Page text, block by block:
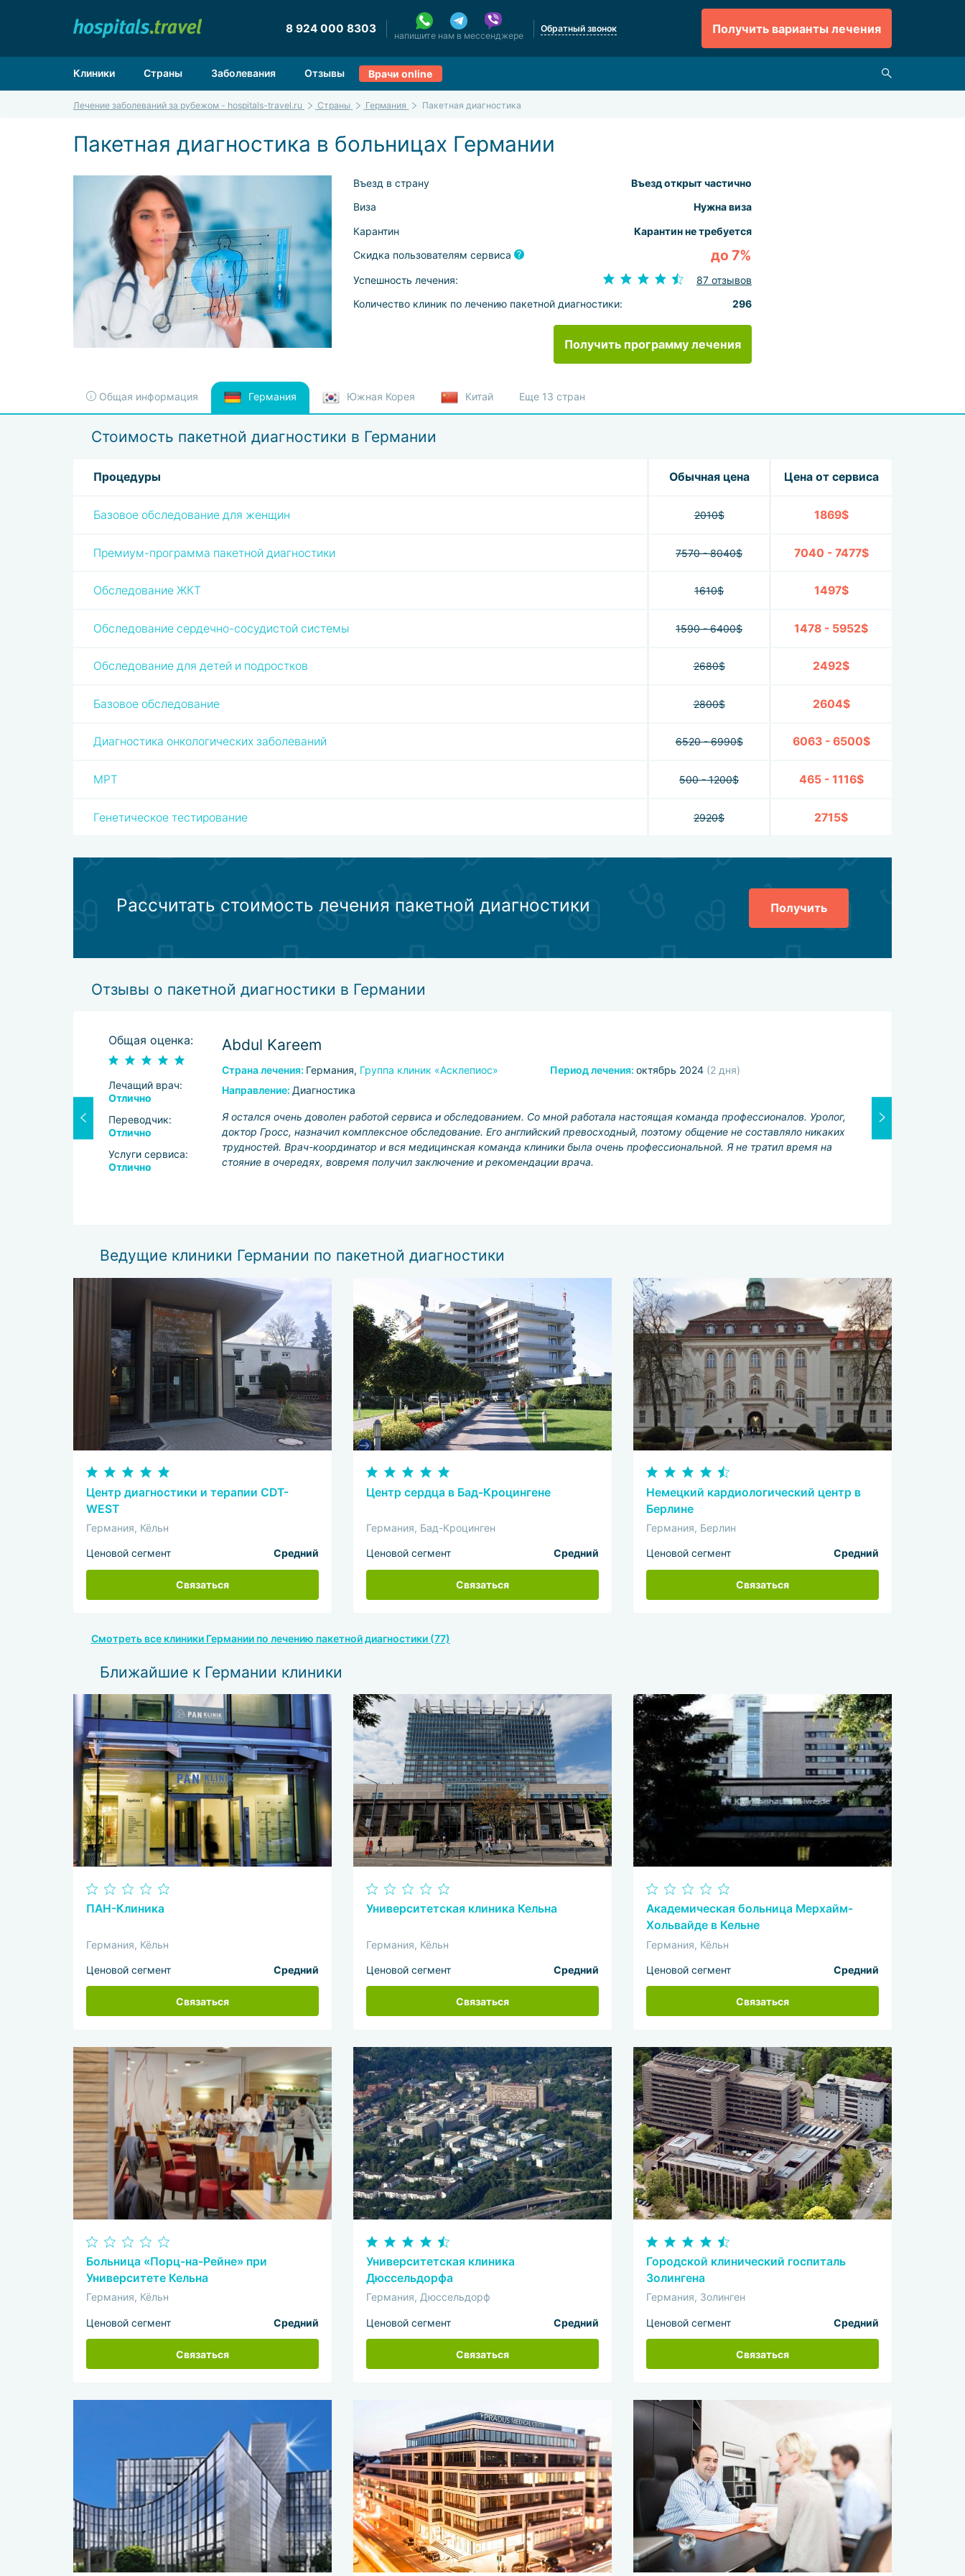
8 924 000 8303
напишите нам в мессенджере
Обратный звонок Получить варианты лечения
Клиники Страны Заболевания Отзывы Врачи online
Лечение заболеваний за рубежом - hospitals-travel.ru Страны Германия Пакетная диагностика
Пакетная диагностика в больницах Германии
Въезд в страну
Въезд открыт частично
Виза
Нужна виза
Карантин
Карантин не требуется
Скидка пользователям сервиса
до 7%
Успешность лечения:
87 отзывов
Количество клиник по лечению пакетной диагностики:
296
Получить программу лечения
Общая информация Германия Южная Корея Китай Еще 13 стран
Стоимость пакетной диагностики в Германии
Процедуры Обычная цена Цена от сервиса
Базовое обследование для женщин 2010$ 1869$
Премиум-программа пакетной диагностики 7570 - 8040$ 7040 - 7477$
Обследование ЖКТ 1610$ 1497$
Обследование сердечно-сосудистой системы 1590 - 6400$ 1478 - 5952$
Обследование для детей и подростков 2680$ 2492$
Базовое обследование 2800$ 2604$
Диагностика онкологических заболеваний 6520 - 6990$ 6063 - 6500$
МРТ 500 - 1200$ 465 - 1116$
Генетическое тестирование 2920$ 2715$
Рассчитать стоимость лечения пакетной диагностики Получить
Отзывы о пакетной диагностики в Германии
Общая оценка:
Лечащий врач:
Отлично
Переводчик:
Отлично
Услуги сервиса:
Отлично
Abdul Kareem
Страна лечения: Германия, Группа клиник «Асклепиос»
Направление: Диагностика
Период лечения: октябрь 2024 (2 дня)
Я остался очень доволен работой сервиса и обследованием. Со мной работала настоящая команда профессионалов. Уролог,
доктор Гросс, назначил комплексное обследование. Его английский превосходный, поэтому общение не составляло никаких
трудностей. Врач-координатор и вся медицинская команда клиники была очень профессиональной. Я не тратил время на
стояние в очередях, вовремя получил заключение и рекомендации врача.
Ведущие клиники Германии по пакетной диагностики
Центр диагностики и терапии CDT-
WEST
Германия, Кёльн
Ценовой сегмент Средний
Связаться
Центр сердца в Бад-Кроцингене
Германия, Бад-Кроцинген
Ценовой сегмент Средний
Связаться
Немецкий кардиологический центр в
Берлине
Германия, Берлин
Ценовой сегмент Средний
Связаться
Смотреть все клиники Германии по лечению пакетной диагностики (77)
Ближайшие к Германии клиники
ПАН-Клиника
Германия, Кёльн
Ценовой сегмент Средний
Связаться
Университетская клиника Кельна
Германия, Кёльн
Ценовой сегмент Средний
Связаться
Академическая больница Мерхайм-
Хольвайде в Кельне
Германия, Кёльн
Ценовой сегмент Средний
Связаться
Больница «Порц-на-Рейне» при
Университете Кельна
Германия, Кёльн
Ценовой сегмент Средний
Связаться
Университетская клиника
Дюссельдорфа
Германия, Дюссельдорф
Ценовой сегмент Средний
Связаться
Городской клинический госпиталь
Золингена
Германия, Золинген
Ценовой сегмент Средний
Связаться